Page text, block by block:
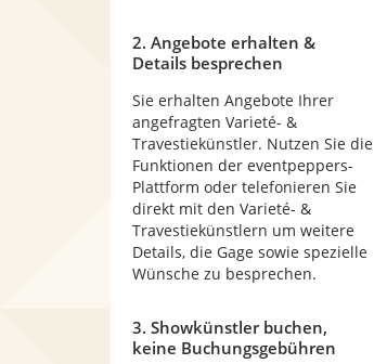
2. Angebote erhalten &
Details besprechen
Sie erhalten Angebote Ihrer
angefragten Varieté- &
Travestiekünstler. Nutzen Sie die
Funktionen der eventpeppers-
Plattform oder telefonieren Sie
direkt mit den Varieté- &
Travestiekünstlern um weitere
Details, die Gage sowie spezielle
Wünsche zu besprechen.
3. Showkünstler buchen,
keine Buchungsgebühren